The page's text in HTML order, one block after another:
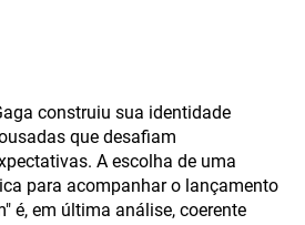
construiu sua identidade
que desafiam
A escolha de uma
para acompanhar o lançamento
é, em última análise, coerente